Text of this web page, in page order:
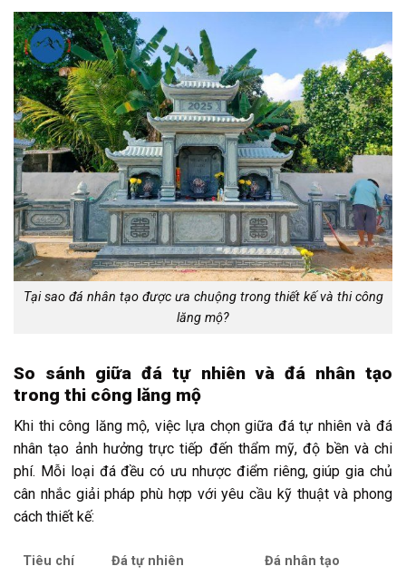
Tại sao đá nhân tạo được ưa chuộng trong thiết kế và thi công
lăng mộ?
So sánh giữa đá tự nhiên và đá nhân tạo
trong thi công lăng mộ
Khi thi công lăng mộ, việc lựa chọn giữa đá tự nhiên và đá
nhân tạo ảnh hưởng trực tiếp đến thẩm mỹ, độ bền và chi
phí. Mỗi loại đá đều có ưu nhược điểm riêng, giúp gia chủ
cân nhắc giải pháp phù hợp với yêu cầu kỹ thuật và phong
cách thiết kế:
Tiêu chí Đá tự nhiên
Đá nhân tạo